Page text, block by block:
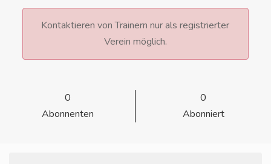
Kontaktieren von Trainern nur als registrierter
Verein möglich.
0
Abonnenten
0
Abonniert